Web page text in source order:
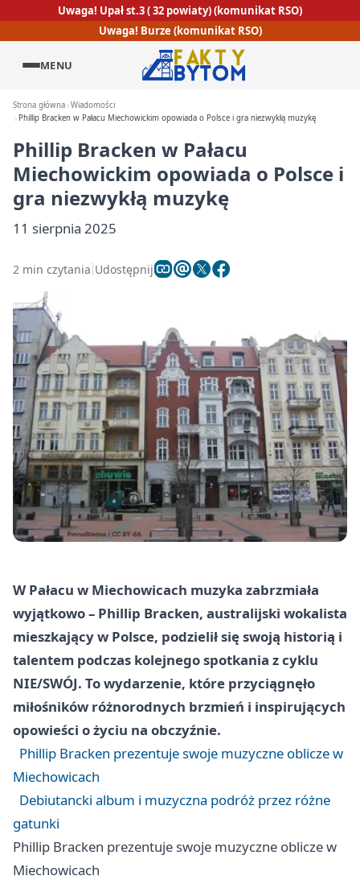
Uwaga! Upał st.3 ( 32 powiaty) (komunikat RSO)
Uwaga! Burze (komunikat RSO)
MENU
Strona główna Wiadomości
Phillip Bracken w Pałacu Miechowickim opowiada o Polsce i gra niezwykłą muzykę
Phillip Bracken w Pałacu
Miechowickim opowiada o Polsce i
gra niezwykłą muzykę
11 sierpnia 2025
2 min czytania Udostępnij
W Pałacu w Miechowicach muzyka zabrzmiała
wyjątkowo – Phillip Bracken, australijski wokalista
mieszkający w Polsce, podzielił się swoją historią i
talentem podczas kolejnego spotkania z cyklu
NIE/SWÓJ. To wydarzenie, które przyciągnęło
miłośników różnorodnych brzmień i inspirujących
opowieści o życiu na obczyźnie.
Phillip Bracken prezentuje swoje muzyczne oblicze w
Miechowicach
Debiutancki album i muzyczna podróż przez różne
gatunki
Phillip Bracken prezentuje swoje muzyczne oblicze w
Miechowicach